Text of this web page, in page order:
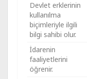
Devlet erklerinin
kullanılma
biçimleriyle ilgili
bilgi sahibi olur.
İdarenin
faaliyetlerini
öğrenir.